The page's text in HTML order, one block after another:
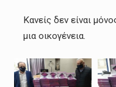
Κανείς δεν είναι
μια οικογένεια.